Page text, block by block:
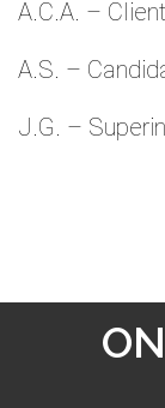
A.C.A. –
A.S. –
J.G. –